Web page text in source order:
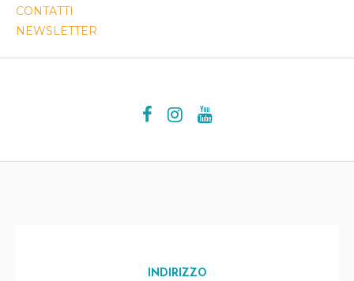
CONTATTI
NEWSLETTER
INDIRIZZO